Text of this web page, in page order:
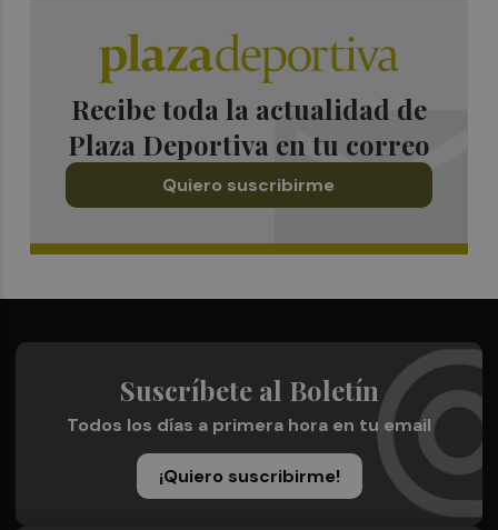
Recibe toda la actualidad de
Plaza Deportiva en tu correo
Quiero suscribirme
Suscríbete al Boletín
Todos los días a primera hora en tu email
¡Quiero suscribirme!